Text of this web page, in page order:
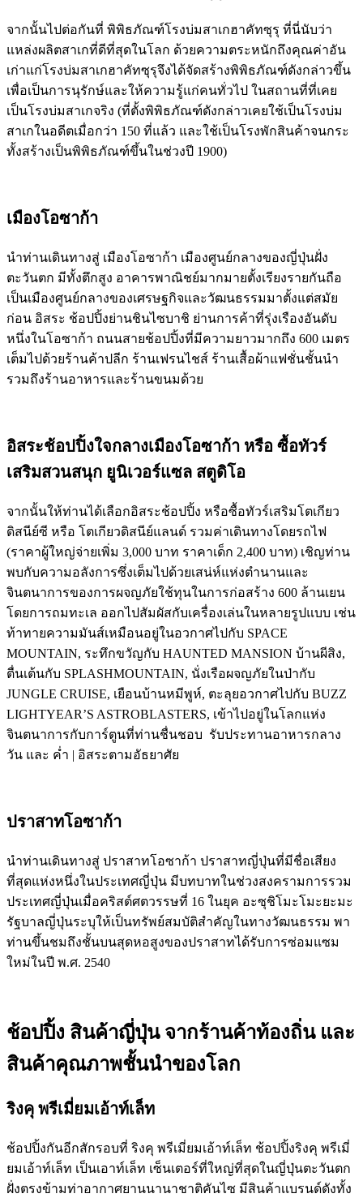
จากนั้นไปต่อกันที่ พิพิธภัณฑ์โรงบ่มสาเกฮาคัทซุรุ ที่นี่นับว่า
แหล่งผลิตสาเกที่ดีที่สุดในโลก ด้วยความตระหนักถึงคุณค่าอัน
เก่าแก่โรงบ่มสาเกฮาคัทซุรุจึงได้จัดสร้างพิพิธภัณฑ์ดังกล่าวขึ้น
เพื่อเป็นการนุรักษ์และให้ความรู้แก่คนทั่วไป ในสถานที่ที่เคย
เป็นโรงบ่มสาเกจริง (ที่ตั้งพิพิธภัณฑ์ดังกล่าวเคยใช้เป็นโรงบ่ม
สาเกในอดีตเมื่อกว่า 150 ที่แล้ว และใช้เป็นโรงพักสินค้าจนกระ
ทั้งสร้างเป็นพิพิธภัณฑ์ขึ้นในช่วงปี 1900)
เมืองโอซาก้า
นำท่านเดินทางสู่ เมืองโอซาก้า เมืองศูนย์กลางของญี่ปุ่นฝั่ง
ตะวันตก มีทั้งตึกสูง อาคารพาณิชย์มากมายตั้งเรียงรายกันถือ
เป็นเมืองศูนย์กลางของเศรษฐกิจและวัฒนธรรมมาตั้งแต่สมัย
ก่อน อิสระ ช้อปปิ้งย่านชินไซบาชิ ย่านการค้าที่รุ่งเรืองอันดับ
หนึ่งในโอซาก้า ถนนสายช้อปปิ้งที่มีความยาวมากถึง 600 เมตร
เต็มไปด้วยร้านค้าปลีก ร้านเฟรนไชส์ ร้านเสื้อผ้าแฟชั่นชั้นนำ
รวมถึงร้านอาหารและร้านขนมด้วย
อิสระช้อปปิ้งใจกลางเมืองโอซาก้า หรือ ซื้อทัวร์
เสริมสวนสนุก ยูนิเวอร์แซล สตูดิโอ
จากนั้นให้ท่านได้เลือกอิสระช้อปปิ้ง หรือซื้อทัวร์เสริมโตเกียว
ดิสนีย์ซี หรือ โตเกียวดิสนีย์แลนด์ รวมค่าเดินทางโดยรถไฟ
(ราคาผู้ใหญ่จ่ายเพิ่ม 3,000 บาท ราคาเด็ก 2,400 บาท) เชิญท่าน
พบกับความอลังการซึ่งเต็มไปด้วยเสน่ห์แห่งตำนานและ
จินตนาการของการผจญภัยใช้ทุนในการก่อสร้าง 600 ล้านเยน
โดยการถมทะเล ออกไปสัมผัสกับเครื่องเล่นในหลายรูปแบบ เช่น
ท้าทายความมันส์เหมือนอยู่ในอวกาศไปกับ SPACE
MOUNTAIN, ระทึกขวัญกับ HAUNTED MANSION บ้านผีสิง,
ตื่นเต้นกับ SPLASHMOUNTAIN, นั่งเรือผจญภัยในป่ากับ
JUNGLE CRUISE, เยือนบ้านหมีพูห์, ตะลุยอวกาศไปกับ BUZZ
LIGHTYEAR’S ASTROBLASTERS, เข้าไปอยู่ในโลกแห่ง
จินตนาการกับการ์ตูนที่ท่านชื่นชอบ รับประทานอาหารกลาง
วัน และ ค่ำ | อิสระตามอัธยาศัย
ปราสาทโอซาก้า
นำท่านเดินทางสู่ ปราสาทโอซาก้า ปราสาทญี่ปุ่นที่มีชื่อเสียง
ที่สุดแห่งหนึ่งในประเทศญี่ปุ่น มีบทบาทในช่วงสงครามการรวม
ประเทศญี่ปุ่นเมื่อคริสต์ศตวรรษที่ 16 ในยุค อะซุชิโมะโมะยะมะ
รัฐบาลญี่ปุ่นระบุให้เป็นทรัพย์สมบัติสำคัญในทางวัฒนธรรม พา
ท่านขึ้นชมถึงชั้นบนสุดหอสูงของปราสาทได้รับการซ่อมแซม
ใหม่ในปี พ.ศ. 2540
ช้อปปิ้ง สินค้าญี่ปุ่น จากร้านค้าท้องถิ่น และ
สินค้าคุณภาพชั้นนำของโลก
ริงคุ พรีเมี่ยมเอ้าท์เล็ท
ช้อปปิ้งกันอีกสักรอบที่ ริงคุ พรีเมี่ยมเอ้าท์เล็ท ช้อปปิ้งริงคุ พรีเมี่
ยมเอ้าท์เล็ท เป็นเอาท์เล็ท เซ็นเตอร์ที่ใหญ่ที่สุดในญี่ปุ่นตะวันตก
ฝั่งตรงข้ามท่าอากาศยานนานาชาติคันไซ มีสินค้าเเบรนด์ดังทั้ง